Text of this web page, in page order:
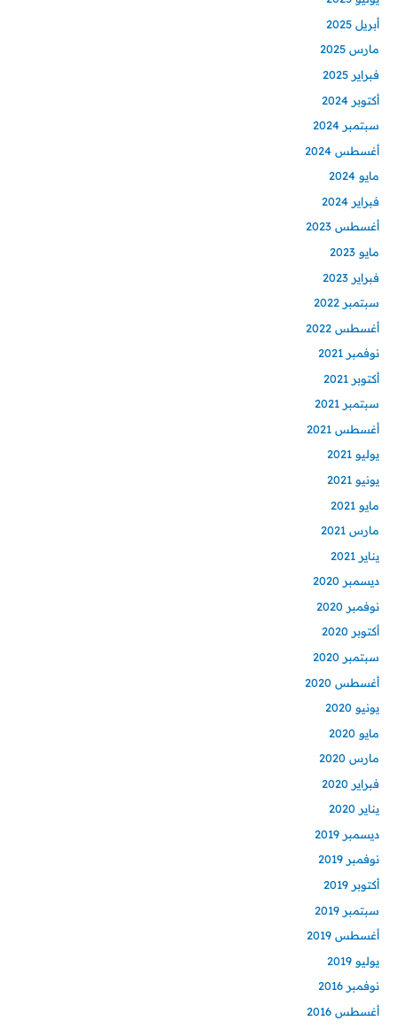
أبريل 2025
مارس 2025
فبراير 2025
أكتوبر 2024
سبتمبر 2024
أغسطس 2024
مايو 2024
فبراير 2024
أغسطس 2023
مايو 2023
فبراير 2023
سبتمبر 2022
أغسطس 2022
نوفمبر 2021
أكتوبر 2021
سبتمبر 2021
أغسطس 2021
يوليو 2021
يونيو 2021
مايو 2021
مارس 2021
يناير 2021
ديسمبر 2020
نوفمبر 2020
أكتوبر 2020
سبتمبر 2020
أغسطس 2020
يونيو 2020
مايو 2020
مارس 2020
فبراير 2020
يناير 2020
ديسمبر 2019
نوفمبر 2019
أكتوبر 2019
سبتمبر 2019
أغسطس 2019
يوليو 2019
نوفمبر 2016
أغسطس 2016